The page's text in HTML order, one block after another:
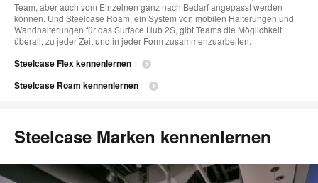
Team, aber auch vom Einzelnen ganz nach Bedarf angepasst werden
können. Und Steelcase Roam, ein System von mobilen Halterungen und
Wandhalterungen für das Surface Hub 2S, gibt Teams die Möglichkeit
überall, zu jeder Zeit und in jeder Form zusammenzuarbeiten.
Steelcase Flex kennenlernen
Steelcase Roam kennenlernen
Steelcase Marken kennenlernen